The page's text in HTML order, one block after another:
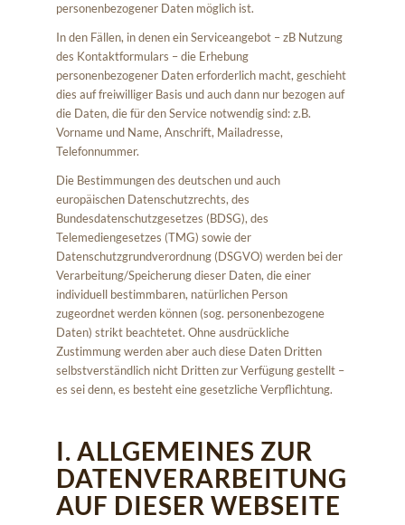
personenbezogener Daten möglich ist.
In den Fällen, in denen ein Serviceangebot – zB Nutzung
des Kontaktformulars – die Erhebung
personenbezogener Daten erforderlich macht, geschieht
dies auf freiwilliger Basis und auch dann nur bezogen auf
die Daten, die für den Service notwendig sind: z.B.
Vorname und Name, Anschrift, Mailadresse,
Telefonnummer.
Die Bestimmungen des deutschen und auch
europäischen Datenschutzrechts, des
Bundesdatenschutzgesetzes (BDSG), des
Telemediengesetzes (TMG) sowie der
Datenschutzgrundverordnung (DSGVO) werden bei der
Verarbeitung/Speicherung dieser Daten, die einer
individuell bestimmbaren, natürlichen Person
zugeordnet werden können (sog. personenbezogene
Daten) strikt beachtetet. Ohne ausdrückliche
Zustimmung werden aber auch diese Daten Dritten
selbstverständlich nicht Dritten zur Verfügung gestellt –
es sei denn, es besteht eine gesetzliche Verpflichtung.
I. ALLGEMEINES ZUR
DATENVERARBEITUNG
AUF DIESER WEBSEITE